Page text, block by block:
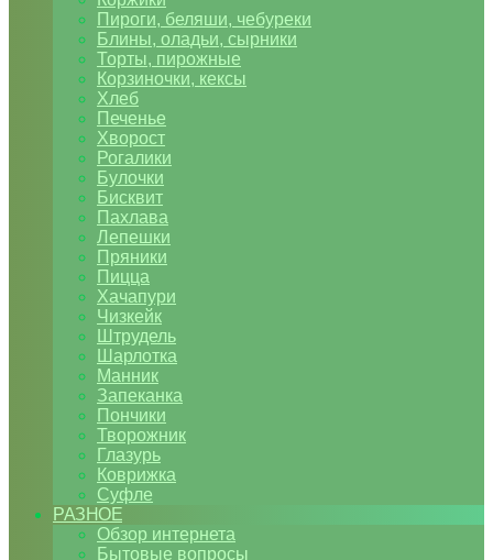
Пироги, беляши, чебуреки
Блины, оладьи, сырники
Торты, пирожные
Корзиночки, кексы
Хлеб
Печенье
Хворост
Рогалики
Булочки
Бисквит
Пахлава
Лепешки
Пряники
Пицца
Хачапури
Чизкейк
Штрудель
Шарлотка
Манник
Запеканка
Пончики
Творожник
Глазурь
Коврижка
Суфле
РАЗНОЕ
Обзор интернета
Бытовые вопросы